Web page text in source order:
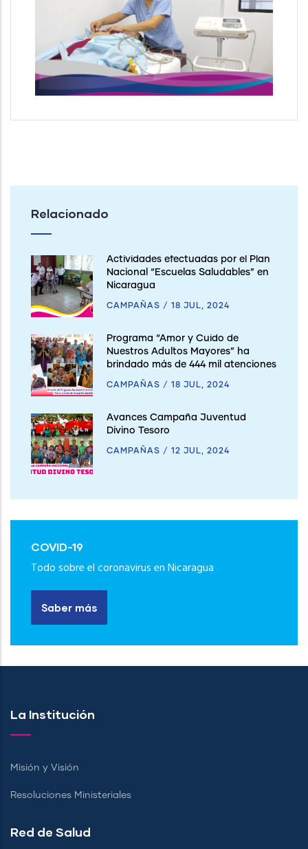
Relacionado
Actividades efectuadas por el Plan
Nacional “Escuelas Saludables” en
Nicaragua
CAMPAÑAS / 18 JUL, 2024
Programa “Amor y Cuido de
Nuestros Adultos Mayores” ha
brindado más de 444 mil atenciones
CAMPAÑAS / 18 JUL, 2024
Avances Campaña Juventud
Divino Tesoro
CAMPAÑAS / 12 JUL, 2024
COVID-19
Todo sobre el coronavirus en Nicaragua
Saber más
La Institución
Misión y Visión
Resoluciones Ministeriales
Red de Salud